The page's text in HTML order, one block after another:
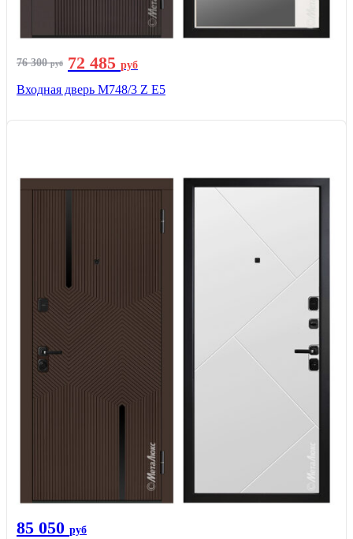
76 300руб 72 485 руб
Входная дверь М748/3 Z Е5
85 050 руб